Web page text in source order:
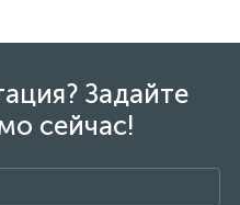
Задайте
сейчас!